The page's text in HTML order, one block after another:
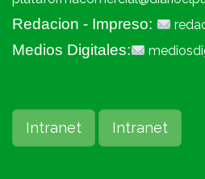
Redacion - Impreso:
Medios Digitales:
Intranet Intranet